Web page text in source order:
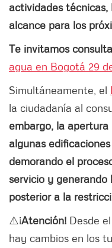
actividades técnicas,
alcance para los
Te invitamos
agua en Bogotá 29
Simultáneamente, el
la ciudadanía al
embargo, la
algunas
demorando el
servicio y generando
posterior a la
⚠️¡Atención! Desde
hay cambios en los